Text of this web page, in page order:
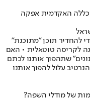
האקדמית אפקה
להחדיר תוכן "מתוכנת"
לקריסה טוטאלית • האם
שתהפוך אותנו לכתם
עלול להפוך אותנו
של מודלי השפה?